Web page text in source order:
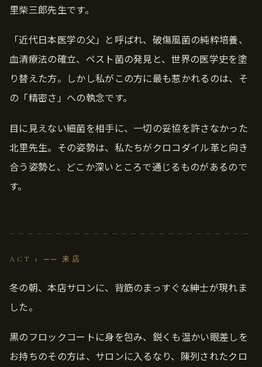
里柴三郎先生です。
「近代日本医学の父」と呼ばれ、破傷風菌の純粋培養、
血清療法の確立、ペスト菌の発見と、世界の医学史を塗
り替えた方。しかし私がこの方に最も惹かれるのは、そ
の「精密さ」への執念です。
目に見えない細菌を相手に、一切の妥協を許さなかった
北里先生。その姿勢は、私たちがクロコダイル革と向き
合う姿勢と、どこか深いところで通じるものがあるので
す。
ACT 1 ── 来店
冬の朝、本店サロンに、背筋のまっすぐな紳士が現れま
した。
黒のフロックコートに身を包み、鋭くも温かい眼差しを
お持ちのその方は、サロンに入るなり、陳列されたクロ